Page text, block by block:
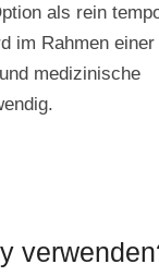
als rein
im Rahmen einer
medizinische